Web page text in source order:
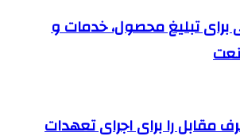
تبلیغ محصول، خدمات و
مقابل را برای اجرای تعهدات